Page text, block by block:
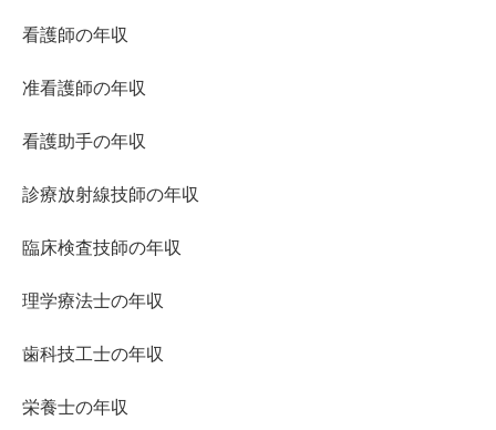
看護師の年収
准看護師の年収
看護助手の年収
診療放射線技師の年収
臨床検査技師の年収
理学療法士の年収
歯科技工士の年収
栄養士の年収